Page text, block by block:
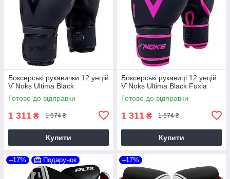
Боксерські рукавички 12 унцій
V`Noks Ultima Black
Готово до відправки
1 311 ₴ 1 574 ₴
Купити
Боксерські рукавиці 12 унцій
V`Noks Ultima Black Fuxia
Готово до відправки
1 311 ₴ 1 574 ₴
Купити
–17% Подарунок –17%